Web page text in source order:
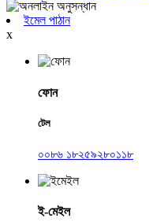
ইমেল পাঠান
x
ফোন
টেল
০০৮৬ ১৮২৫৯২৮০১১৮
ই-মেইল